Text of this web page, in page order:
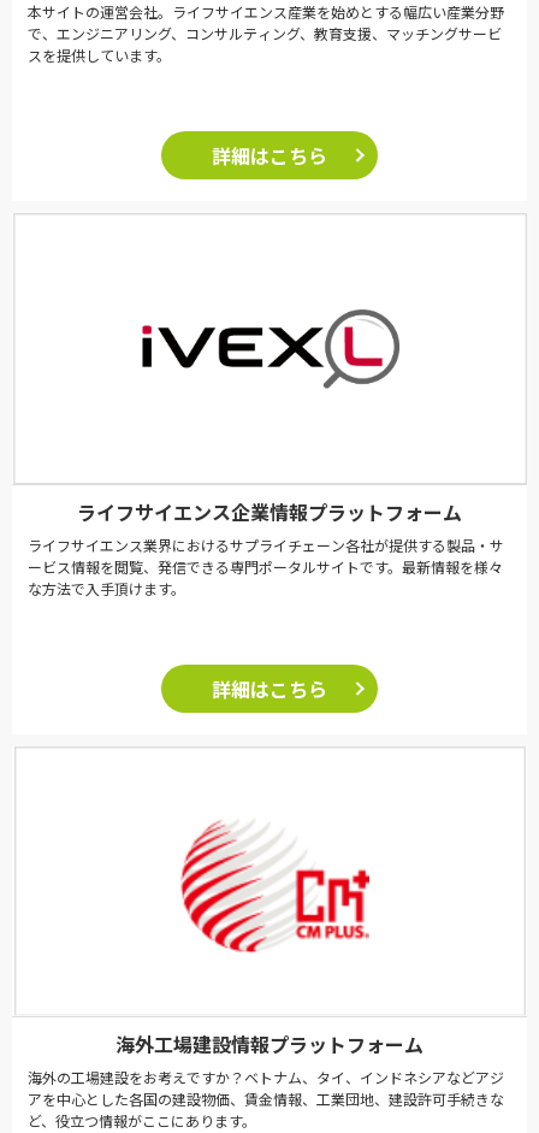
本サイトの運営会社。ライフサイエンス産業を始めとする幅広い産業分野
で、エンジニアリング、コンサルティング、教育支援、マッチングサービ
スを提供しています。
詳細はこちら
ライフサイエンス企業情報プラットフォーム
ライフサイエンス業界におけるサプライチェーン各社が提供する製品・サ
ービス情報を閲覧、発信できる専門ポータルサイトです。最新情報を様々
な方法で入手頂けます。
詳細はこちら
海外工場建設情報プラットフォーム
海外の工場建設をお考えですか？ベトナム、タイ、インドネシアなどアジ
アを中心とした各国の建設物価、賃金情報、工業団地、建設許可手続きな
ど、役立つ情報がここにあります。